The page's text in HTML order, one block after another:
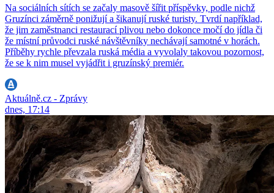
Na sociálních sítích se začaly masově šířit příspěvky, podle nichž
Gruzínci záměrně ponižují a šikanují ruské turisty. Tvrdí například,
že jim zaměstnanci restaurací plivou nebo dokonce močí do jídla či
že místní průvodci ruské návštěvníky nechávají samotné v horách.
Příběhy rychle převzala ruská média a vyvolaly takovou pozornost,
že se k nim musel vyjádřit i gruzínský premiér.
Aktuálně.cz - Zprávy
dnes, 17:14